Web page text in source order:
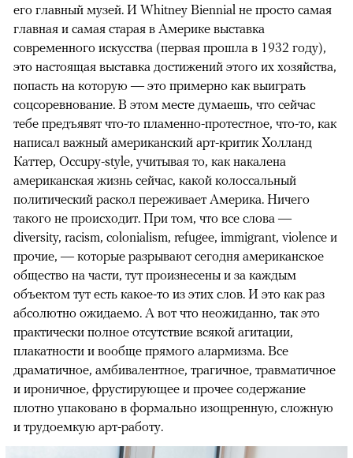
его главный музей. И Whitney Biennial не просто самая
главная и самая старая в Америке выставка
современного искусства (первая прошла в 1932 году),
это настоящая выставка достижений этого их хозяйства,
попасть на которую — это примерно как выиграть
соцсоревнование. В этом месте думаешь, что сейчас
тебе предъявят что-то пламенно-протестное, что-то, как
написал важный американский арт-критик Холланд
Каттер, Occupy-style, учитывая то, как накалена
американская жизнь сейчас, какой колоссальный
политический раскол переживает Америка. Ничего
такого не происходит. При том, что все слова —
diversity, racism, colonialism, refugee, immigrant, violence и
прочие, — которые разрывают сегодня американское
общество на части, тут произнесены и за каждым
объектом тут есть какое-то из этих слов. И это как раз
абсолютно ожидаемо. А вот что неожиданно, так это
практически полное отсутствие всякой агитации,
плакатности и вообще прямого алармизма. Все
драматичное, амбивалентное, трагичное, травматичное
и ироничное, фрустирующее и прочее содержание
плотно упаковано в формально изощренную, сложную
и трудоемкую арт-работу.